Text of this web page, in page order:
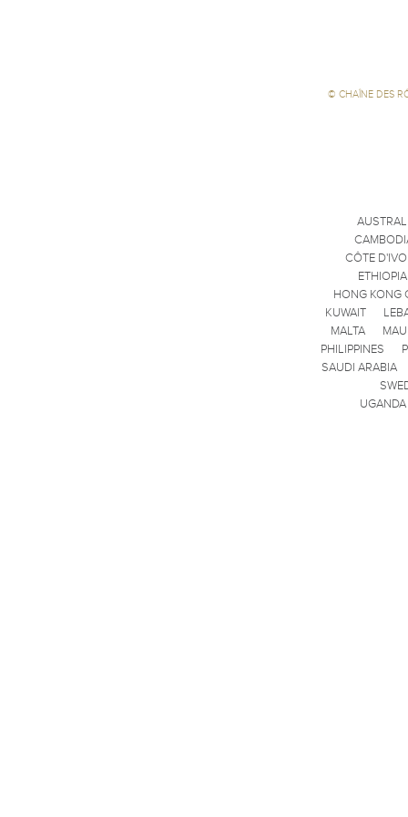
© CHAÎNE DES
CÔTE
ETHIOPIA
HONG KONG
KUWAIT
MALTA
PHILIPPINES
SAUDI ARABIA
UGANDA